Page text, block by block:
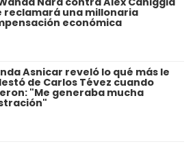
reclamará una millonaria
económica
Asnicar reveló lo qué más le
de Carlos Tévez cuando
"Me generaba mucha